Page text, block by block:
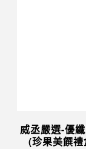
威丞嚴選-優
(珍果美饌